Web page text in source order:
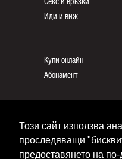
Този сайт използва
проследяващи
предоставянето на
Иди и виж
Купи онлайн
Абонамент